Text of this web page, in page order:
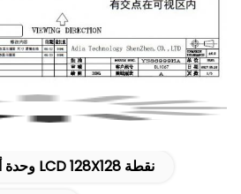
وحدة أحرف LCD 128X128 نقطة